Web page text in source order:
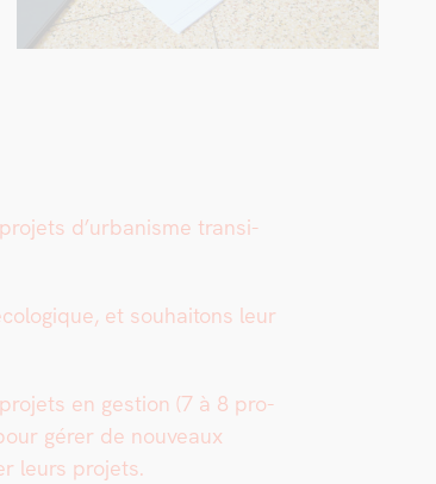
d’urbanisme tran­si­
et souhaitons leur
en ges­tion (7 à 8 pro­
gér­er de nou­veaux
leurs pro­jets.